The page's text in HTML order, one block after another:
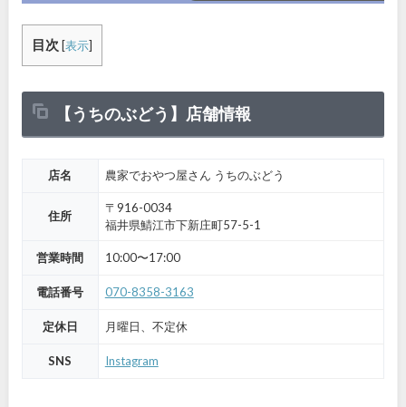
目次 [表示]
【うちのぶどう】店舗情報
店名 農家でおやつ屋さん うちのぶどう
住所
〒916-0034
福井県鯖江市下新庄町57-5-1
営業時間 10:00〜17:00
電話番号 070-8358-3163
定休日 月曜日、不定休
SNS Instagram